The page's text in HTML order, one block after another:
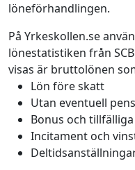
löneförhandlingen.
På Yrkeskollen.se
lönestatistiken från
visas är bruttolönen
Lön före skatt
Utan eventuell
Bonus och
Incitament och